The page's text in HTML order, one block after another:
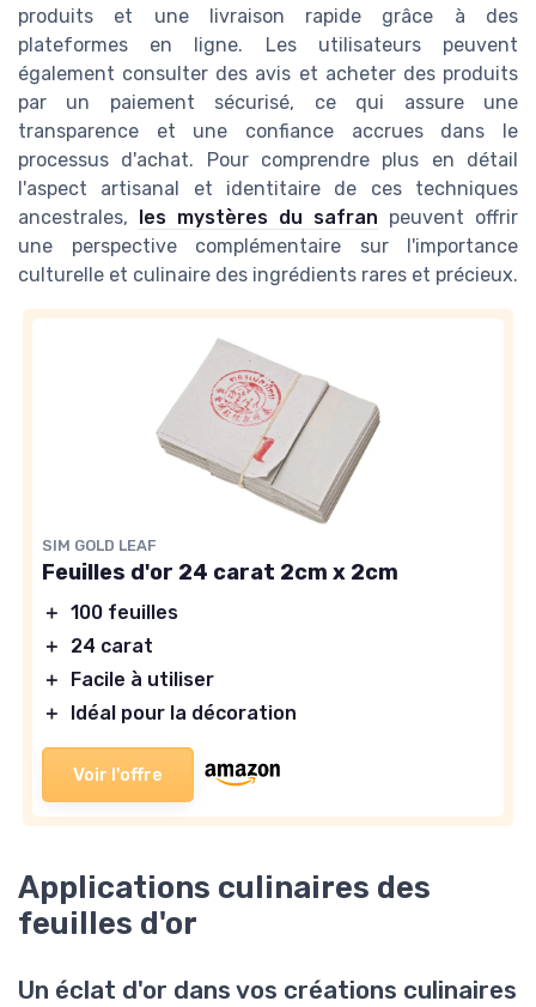
produits et une livraison rapide grâce à des
plateformes en ligne. Les utilisateurs peuvent
également consulter des avis et acheter des produits
par un paiement sécurisé, ce qui assure une
transparence et une confiance accrues dans le
processus d'achat. Pour comprendre plus en détail
l'aspect artisanal et identitaire de ces techniques
ancestrales,
les mystères du safran peuvent offrir
une perspective complémentaire sur l'importance
culturelle et culinaire des ingrédients rares et précieux.
SIM GOLD LEAF
Feuilles d'or 24 carat 2cm x 2cm
＋ 100 feuilles
＋
24 carat
＋
Facile à utiliser
＋
Idéal pour la décoration
Voir l'offre
Applications culinaires des
feuilles d'or
Un éclat d'or dans vos créations culinaires